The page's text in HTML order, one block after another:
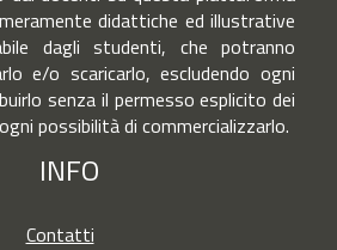
didattiche ed illustrative
dagli studenti, che potranno
e/o scaricarlo, escludendo ogni
senza il permesso esplicito dei
possibilità di commercializzarlo.
INFO
Contatti